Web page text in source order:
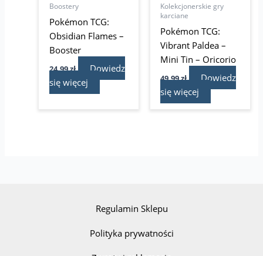
Boostery
Pokémon TCG:
Obsidian Flames –
Booster
24,99zł
Dowiedz
się więcej
Kolekcjonerskie gry
karciane
Pokémon TCG:
Vibrant Paldea –
Mini Tin – Oricorio
49,99zł
Dowiedz
się więcej
Regulamin Sklepu
Polityka prywatności